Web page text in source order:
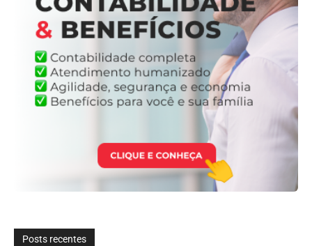
Posts recentes